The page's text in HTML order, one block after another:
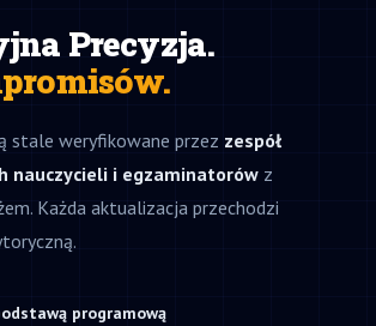
Precyzja.
stale weryfikowane przez zespół
nauczycieli i egzaminatorów z
Każda aktualizacja przechodzi
programową